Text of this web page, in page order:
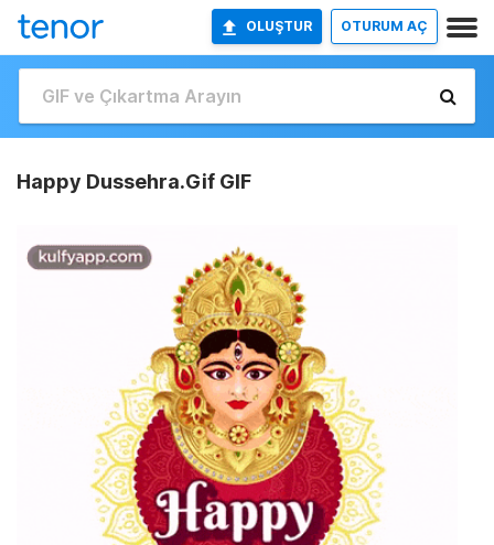
OLUŞTUR OTURUM AÇ
Happy Dussehra.Gif GIF